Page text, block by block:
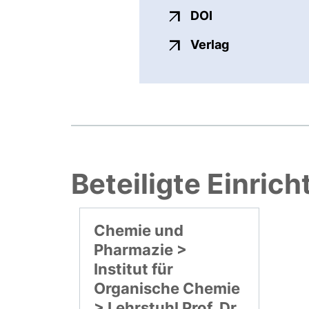
DOI
Verlagexterner
Beteiligte
Chemie und
Pharmazie >
Institut für
Organische Chemie